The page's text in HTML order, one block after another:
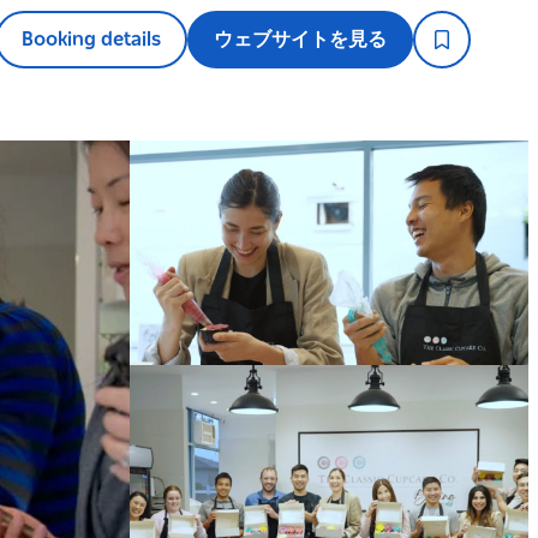
Booking details ウェブサイトを見る